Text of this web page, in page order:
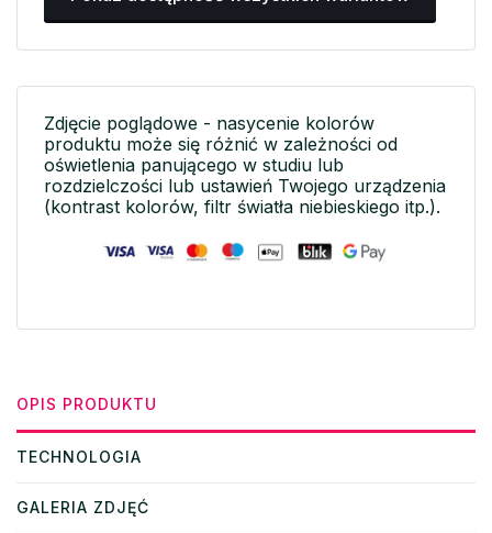
Zdjęcie poglądowe - nasycenie kolorów
produktu może się różnić w zależności od
oświetlenia panującego w studiu lub
rozdzielczości lub ustawień Twojego urządzenia
(kontrast kolorów, filtr światła niebieskiego itp.).
OPIS PRODUKTU
TECHNOLOGIA
GALERIA ZDJĘĆ